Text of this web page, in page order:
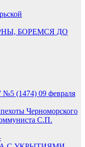
БОРЕМСЯ ДО
№5 (1474) 09 февраля
Черноморского
С.П.